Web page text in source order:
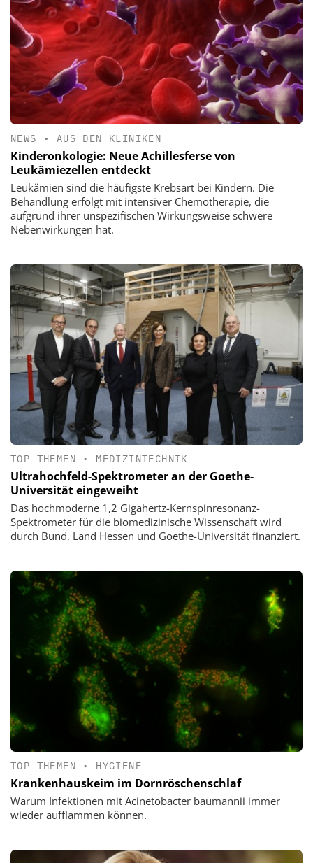
NEWS • AUS DEN KLINIKEN
Kinderonkologie: Neue Achillesferse von
Leukämiezellen entdeckt
Leukämien sind die häufigste Krebsart bei Kindern. Die
Behandlung erfolgt mit intensiver Chemotherapie, die
aufgrund ihrer unspezifischen Wirkungsweise schwere
Nebenwirkungen hat.
TOP-THEMEN • MEDIZINTECHNIK
Ultrahochfeld-Spektrometer an der Goethe-
Universität eingeweiht
Das hochmoderne 1,2 Gigahertz-Kernspinresonanz-
Spektrometer für die biomedizinische Wissenschaft wird
durch Bund, Land Hessen und Goethe-Universität finanziert.
TOP-THEMEN • HYGIENE
Krankenhauskeim im Dornröschenschlaf
Warum Infektionen mit Acinetobacter baumannii immer
wieder aufflammen können.